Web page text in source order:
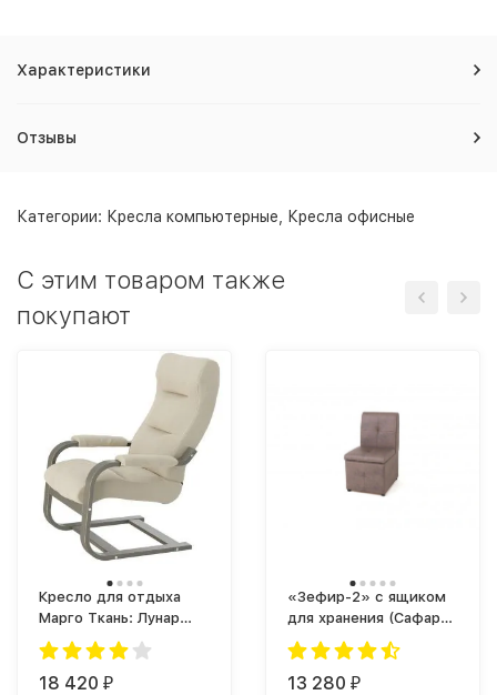
Характеристики
Отзывы
Категории: Кресла компьютерные Кресла офисные
C этим товаром также
покупают
Кресло для отдыха
Марго Ткань: Лунар
ивори / Серый ясень
18 420 ₽
«Зефир-2» с ящиком
для хранения (Сафари
Стоун)
13 280 ₽